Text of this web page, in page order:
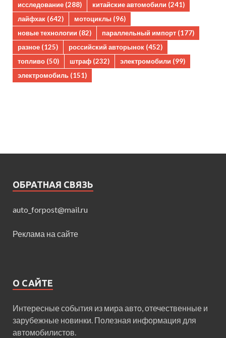
исследование (288) китайские автомобили (241)
лайфхак (642) мотоциклы (96)
новые технологии (82) параллельный импорт (177)
разное (125) российский авторынок (452)
топливо (50) штраф (232) электромобили (99)
электромобиль (151)
ОБРАТНАЯ СВЯЗЬ
auto_forpost@mail.ru
Реклама на сайте
О САЙТЕ
Интересные события из мира авто, отечественные и
зарубежные новинки. Полезная информация для
автомобилистов.